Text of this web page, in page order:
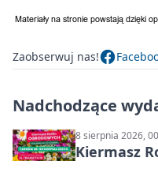
Zaobserwuj nas!
Nadchodzące
8 sierpnia 2026,
Kiermasz